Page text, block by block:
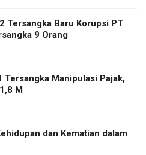
Tersangka Baru Korupsi PT
9 Orang
Tersangka Manipulasi Pajak,
M
dan Kematian dalam